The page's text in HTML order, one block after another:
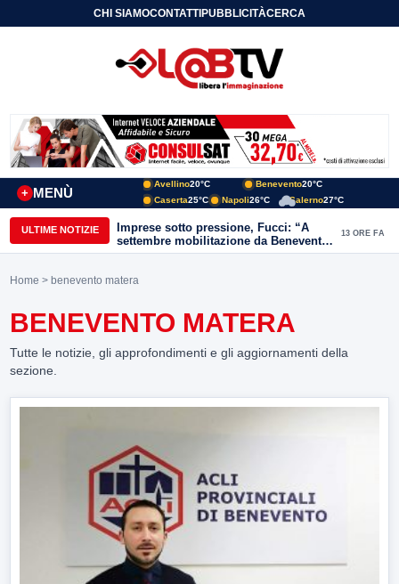
CHI SIAMOCONTATTIPUBBLICITÀCERCA
MENÙ
+
Avellino20°C Benevento20°C
Caserta25°C Napoli26°C Salerno27°C
ULTIME NOTIZIE
Imprese sotto pressione, Fucci: “A
settembre mobilitazione da Benevento
e Avellino”
13 ORE FA
Home > benevento matera
BENEVENTO MATERA
Tutte le notizie, gli approfondimenti e gli aggiornamenti della
sezione.